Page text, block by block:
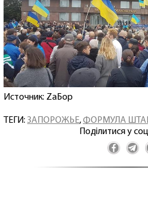
Источник: ZаБор
ТЕГИ: ЗАПОРОЖЬЕ,ФОРМУЛА
Поділитися у